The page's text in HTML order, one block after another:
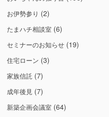
お伊勢参り (2)
たまハチ相談室 (6)
セミナーのお知らせ (19)
住宅ローン (3)
家族信託 (7)
成年後見 (7)
新築企画会議室 (64)